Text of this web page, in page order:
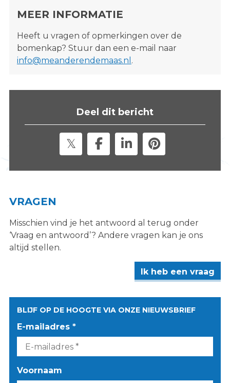
MEER INFORMATIE
Heeft u vragen of opmerkingen over de
bomenkap? Stuur dan een e-mail naar
info@meanderendemaas.nl .
Deel dit bericht
VRAGEN
Misschien vind je het antwoord al terug onder
‘Vraag en antwoord’? Andere vragen kan je ons
altijd stellen.
Ik heb een vraag
BLIJF OP DE HOOGTE VIA ONZE NIEUWSBRIEF
E-mailadres *
Voornaam